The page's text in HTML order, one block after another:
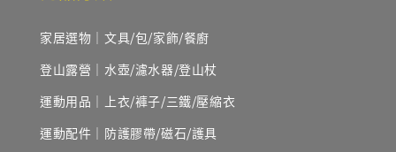
家居選物｜文具/包/家飾/餐廚
登山露營｜水壺/濾水器/登山杖
運動用品｜上衣/褲子/三鐵/壓縮衣
運動配件｜防護膠帶/磁石/護具